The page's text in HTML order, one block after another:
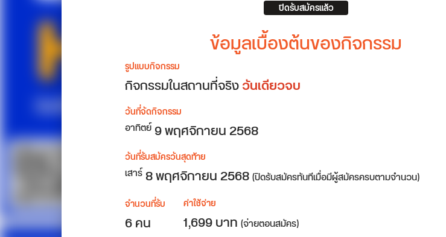
ปิดรับสมัครแล้ว
ข้อมูลเบื้องต้นของกิจกรรม
รูปแบบกิจกรรม
กิจกรรมในสถานที่จริงวันเดียวจบ
วันที่จัดกิจกรรม
อาทิตย์ 9พฤศจิกายน 2568
วันที่รับสมัครวันสุดท้าย
เสาร์ 8 พฤศจิกายน 2568(ปิดรับสมัครทันทีเมื่อมีผู้สมัครครบตามจำนวน)
จำนวนที่รับ
6 คน
ค่าใช้จ่าย
1,699 บาท (จ่ายตอนสมัคร)